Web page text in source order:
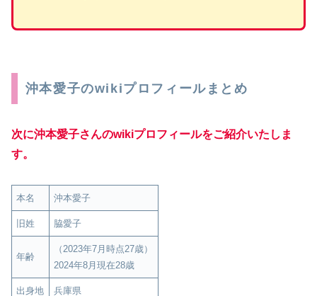
沖本愛子のwikiプロフィールまとめ
次に沖本愛子さんのwikiプロフィールをご紹介いたしま
す。
本名 沖本愛子
旧姓 脇愛子
年齢
（2023年7月時点27歳）
2024年8月現在28歳
出身地 兵庫県